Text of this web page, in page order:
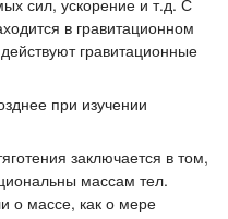
в гравитационном
гравитационные
при изучении
заключается в том,
массам тел.
о массе, как о мере